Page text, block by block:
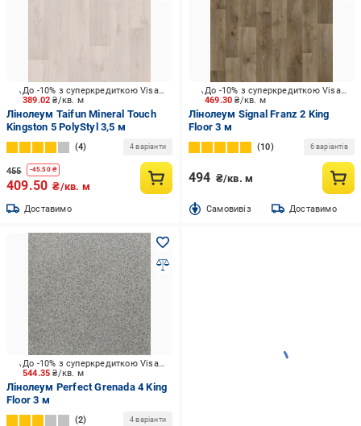
389.02₴/кв. м
До -10% з суперкредиткою Visa Вигода
Лінолеум Taifun Mineral Touch
Kingston 5 PolyStyl 3,5 м
4 4 варіанти
455 -45.50₴
409.50 ₴/кв. м
Доставимо
469.30₴/кв. м
До -10% з суперкредиткою Visa Вигода
Лінолеум Signal Franz 2 King
Floor 3 м
10 6 варіантів
494 ₴/кв. м
Cамовивіз Доставимо
544.35₴/кв. м
До -10% з суперкредиткою Visa Вигода
Лінолеум Perfect Grenada 4 King
Floor 3 м
2 4 варіанти